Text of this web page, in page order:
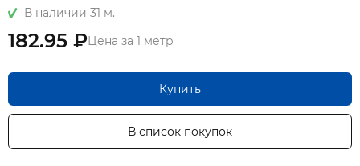
В наличии 31 м.
182.95 ₽Цена за 1 метр
Купить
В список покупок